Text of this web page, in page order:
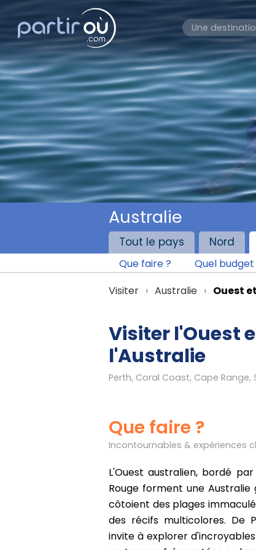
Australie
Tout le pays Nord
Que faire ? Quel budget
Visiter Australie Ouest
Visiter l'Ouest
l'Australie
Que faire ?
Incontournables & expériences
L'Ouest australien, bordé
Rouge forment une
côtoient des plages
des récifs multicolores. De
invite à explorer